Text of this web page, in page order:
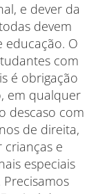
e dever da
devem
educação. O
com
é obrigação
em qualquer
descaso com
de direita,
e
especiais